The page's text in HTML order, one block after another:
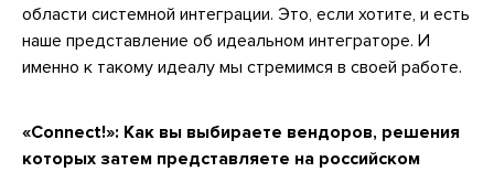
области системной интеграции. Это, если хотите, и есть
наше представление об идеальном интеграторе. И
именно к такому идеалу мы стремимся в своей работе.
«Connect!»: Как вы выбираете вендоров, решения
которых затем представляете на российском